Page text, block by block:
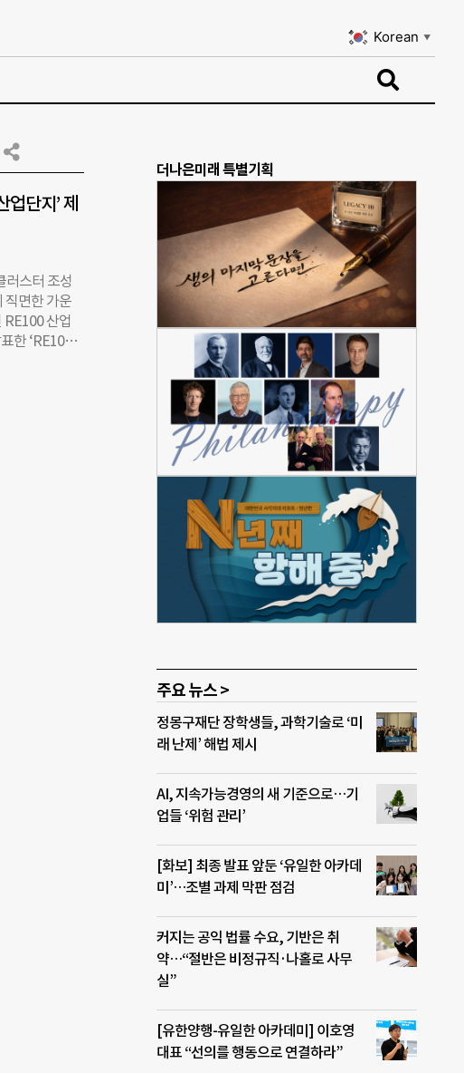
Korean ▼
단지’ 제
러스터 조성
직면한 가운
RE100 산업
한 ‘RE100
더나은미래 특별기획
주요 뉴스 >
정몽구재단 장학생들, 과학기술로 ‘미
래 난제’ 해법 제시
AI, 지속가능경영의 새 기준으로…기
업들 ‘위험 관리’
[화보] 최종 발표 앞둔 ‘유일한 아카데
미’…조별 과제 막판 점검
커지는 공익 법률 수요, 기반은 취
약…“절반은 비정규직·나홀로 사무
실”
[유한양행-유일한 아카데미] 이호영
대표 “선의를 행동으로 연결하라”